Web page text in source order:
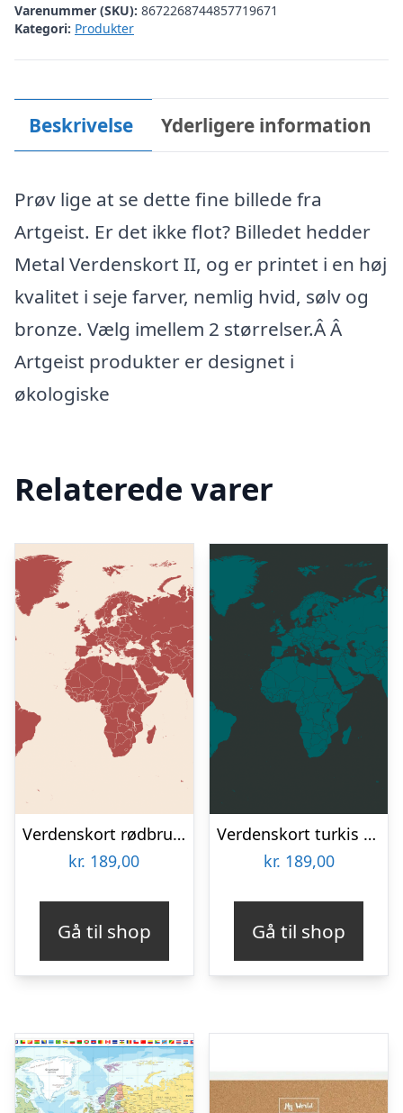
Varenummer (SKU): 8672268744857719671
Kategori: Produkter
Beskrivelse Yderligere information
Prøv lige at se dette fine billede fra
Artgeist. Er det ikke flot? Billedet hedder
Metal Verdenskort II, og er printet i en høj
kvalitet i seje farver, nemlig hvid, sølv og
bronze. Vælg imellem 2 størrelser.Â Â
Artgeist produkter er designet i
økologiske
Relaterede varer
Verdenskort rødbrun af Illux
kr. 189,00
Gå til shop
Verdenskort turkis af Illux
kr. 189,00
Gå til shop